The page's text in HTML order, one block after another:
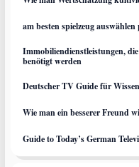
am besten spielzeug auswählen
Immobiliendienstleistungen,
benötigt werden
Deutscher TV Guide für
Wie man ein besserer Freund
Guide to Today’s German